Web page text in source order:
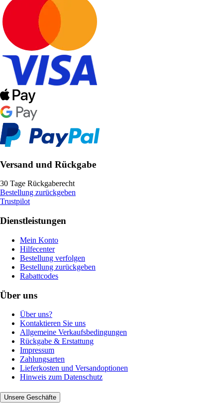
Versand und Rückgabe
30 Tage Rückgaberecht
Bestellung zurückgeben
Trustpilot
Dienstleistungen
Mein Konto
Hilfecenter
Bestellung verfolgen
Bestellung zurückgeben
Rabattcodes
Über uns
Über uns?
Kontaktieren Sie uns
Allgemeine Verkaufsbedingungen
Rückgabe & Erstattung
Impressum
Zahlungsarten
Lieferkosten und Versandoptionen
Hinweis zum Datenschutz
Unsere Geschäfte